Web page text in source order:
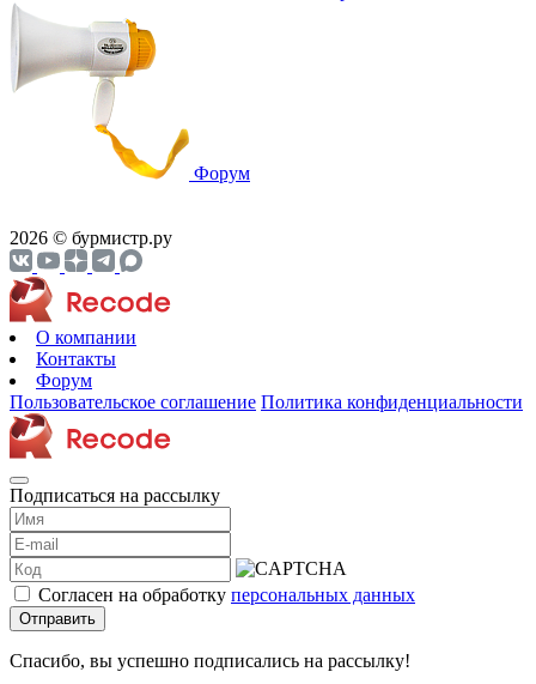
Форум
2026 © бурмистр.ру
О компании
Контакты
Форум
Пользовательское соглашение Политика конфиденциальности
Подписаться на рассылку
Согласен на обработку персональных данных
Отправить
Спасибо, вы успешно подписались на рассылку!